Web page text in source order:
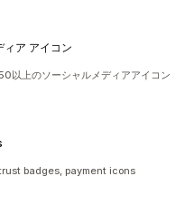
ィア アイコン
上のソーシャルメディアアイコン
badges, payment icons